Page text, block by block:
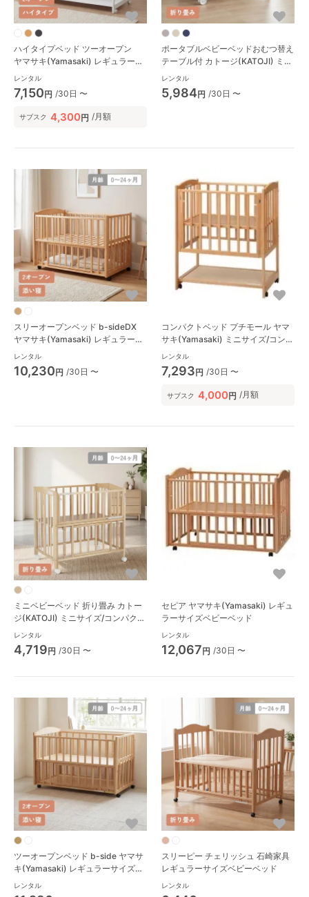
ハイタイプベッド ツーオープン
ヤマサキ(Yamasaki) レギュラーサ
イズベビーベッド
レンタル
7,150円 /30日 〜
サブスク 4,300円 /月額
ポータブルベビーベッドおむつ替え
テーブル付 カトージ(KATOJI) ミニ
サイズ/コンパクトベビーベッド
レンタル
5,984円 /30日 〜
スリーオープンベッド b-sideDX
ヤマサキ(Yamasaki) レギュラーサ
イズベビーベッド
レンタル
10,230円 /30日 〜
コンパクトベッド プチモール ヤマ
サキ(Yamasaki) ミニサイズ/コンパ
クトベビーベッド
レンタル
7,293円 /30日 〜
サブスク 4,000円 /月額
ミニベビーベッド 折り畳み カトー
ジ(KATOJI) ミニサイズ/コンパクト
ベビーベッド
レンタル
4,719円 /30日 〜
セピア ヤマサキ(Yamasaki) レギュ
ラーサイズベビーベッド
レンタル
12,067円 /30日 〜
ツーオープンベッド b-side ヤマサ
キ(Yamasaki) レギュラーサイズベ
ビーベッド
レンタル
スリーピー チェリッシュ 石崎家具
レギュラーサイズベビーベッド
レンタル